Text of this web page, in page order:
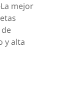
mejor
y alta